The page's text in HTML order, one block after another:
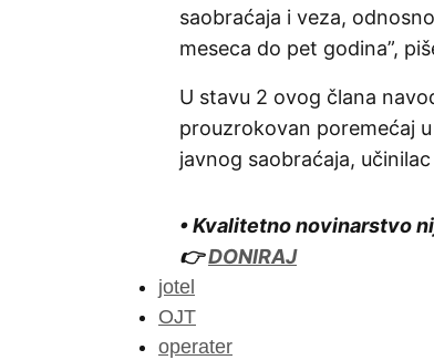
saobraćaja i veza,
meseca do pet godina”,
U stavu 2 ovog člana
prouzrokovan poremećaj
javnog saobraćaja,
• Kvalitetno novinarstvo
👉DONIRAJ
jotel
OJT
operater